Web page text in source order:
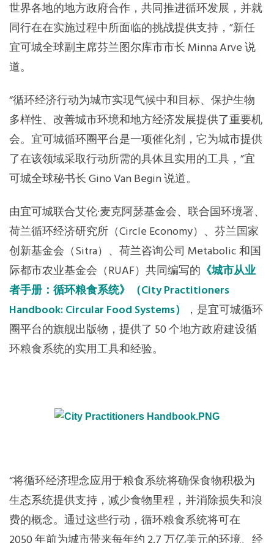
世界各地的地方政府合作，共同推进循环发展，并就
同行在在实施过程中所面临的挑战提供支持，”新任
宜可城全球副主席芬兰图尔库市市长 Minna Arve 说
道。
“循环经济行动为城市实现气候中和目标、保护生物
多样性、改善城市环境和地方经济发展提供了重要机
会。宜可城循环圈平台是一项催化剂，它为城市提供
了在该领域采取行动所需的具体且实用的工具，”宜
可城全球秘书长 Gino Van Begin 说道。
由宜可城联合艾伦·麦克阿瑟基金会、联合国环境署、
荷兰循环经济研究所（Circle Economy）、芬兰国家
创新基金会（Sitra）、荷兰咨询公司 Metabolic 和国
际都市农业基金会（RUAF）共同编写的 《城市从业
者手册：循环粮食系统》（City Practitioners
Handbook: Circular Food Systems）
，是宜可城循环
圈平台的旗舰出版物，提供了 50 个地方政府建设循
环粮食系统的实用工具和经验。
“将循环经济理念应用于粮食系统将确保食物积极为
生态系统提供支持，减少食物里程，并消除损失和浪
费的概念。通过这些行动，循环粮食系统将可在